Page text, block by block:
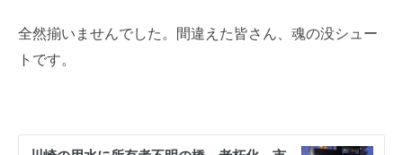
全然揃いませんでした。間違えた皆さん、魂の没シュー
トです。